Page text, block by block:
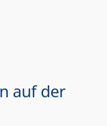
auf der